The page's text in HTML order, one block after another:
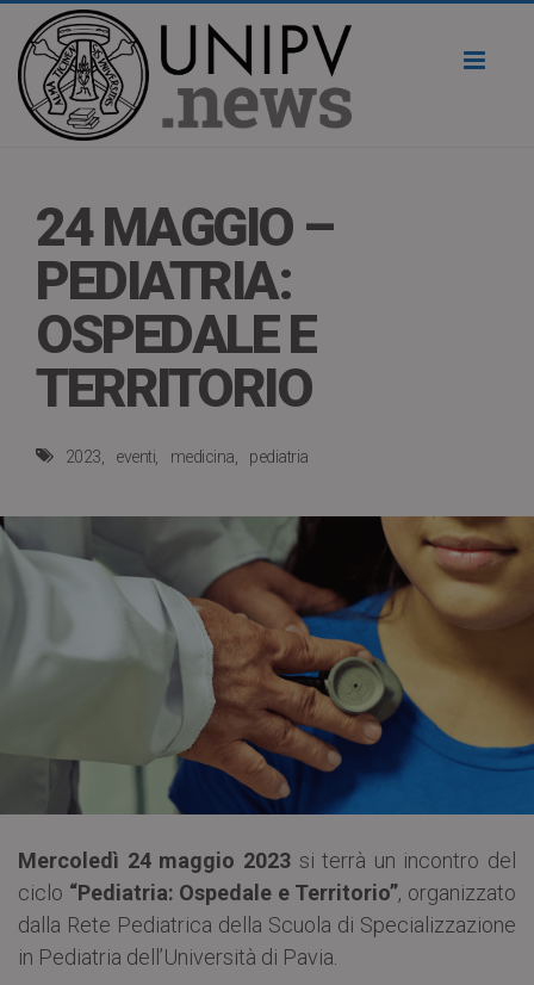
24 MAGGIO –
PEDIATRIA:
OSPEDALE E
TERRITORIO
2023 eventi medicina pediatria
Mercoledì 24 maggio 2023si terrà un incontro del
ciclo “Pediatria: Ospedale e Territorio”, organizzato
dalla Rete Pediatrica della Scuola di Specializzazione
in Pediatria dell’Università di Pavia.